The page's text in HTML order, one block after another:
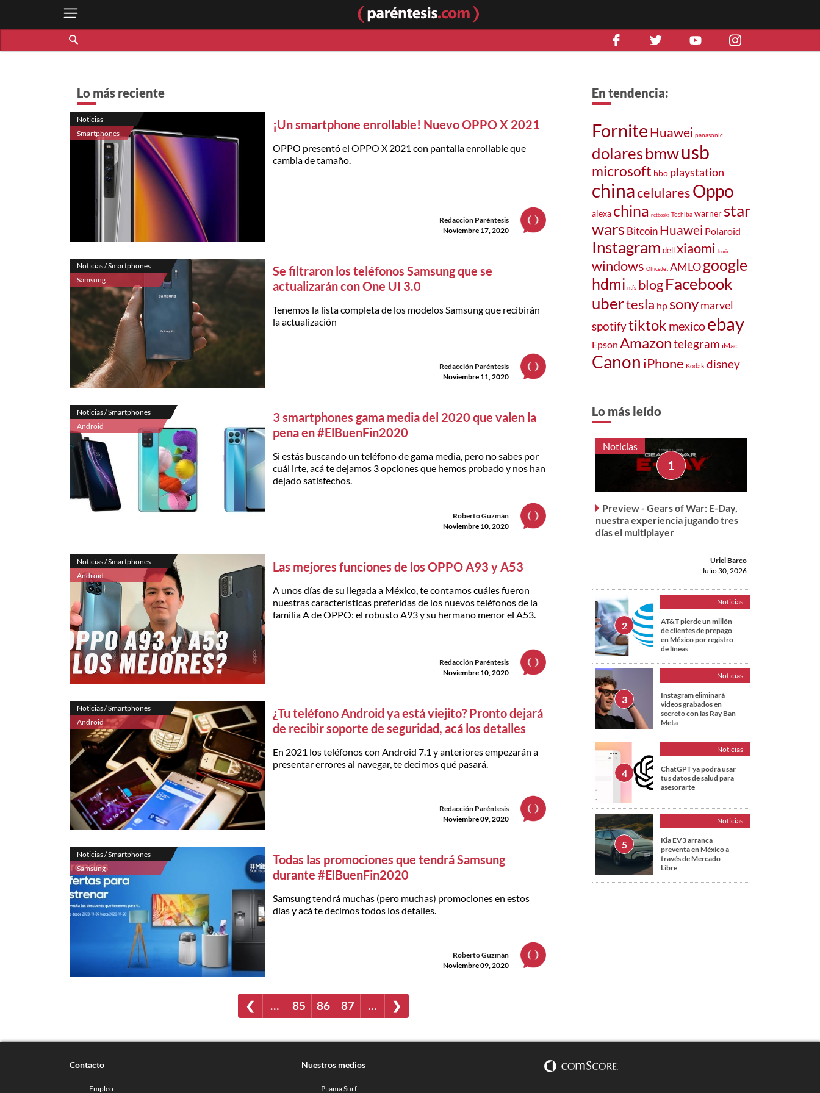
Lo más reciente
Noticias
Smartphones
¡Un smartphone enrollable! Nuevo OPPO X 2021
OPPO presentó el OPPO X 2021 con pantalla enrollable que
cambia de tamaño.
Redacción Paréntesis
Noviembre 17, 2020
Noticias / Smartphones
Samsung
Se filtraron los teléfonos Samsung que se
actualizarán con One UI 3.0
Tenemos la lista completa de los modelos Samsung que recibirán
la actualización
Redacción Paréntesis
Noviembre 11, 2020
Noticias / Smartphones
Android
3 smartphones gama media del 2020 que valen la
pena en #ElBuenFin2020
Si estás buscando un teléfono de gama media, pero no sabes por
cuál irte, acá te dejamos 3 opciones que hemos probado y nos han
dejado satisfechos.
Roberto Guzmán
Noviembre 10, 2020
Noticias / Smartphones
Android
Las mejores funciones de los OPPO A93 y A53
A unos días de su llegada a México, te contamos cuáles fueron
nuestras características preferidas de los nuevos teléfonos de la
familia A de OPPO: el robusto A93 y su hermano menor el A53.
Redacción Paréntesis
Noviembre 10, 2020
Noticias / Smartphones
Android
¿Tu teléfono Android ya está viejito? Pronto dejará
de recibir soporte de seguridad, acá los detalles
En 2021 los teléfonos con Android 7.1 y anteriores empezarán a
presentar errores al navegar, te decimos qué pasará.
Redacción Paréntesis
Noviembre 09, 2020
Noticias / Smartphones
Samsung
Todas las promociones que tendrá Samsung
durante #ElBuenFin2020
Samsung tendrá muchas (pero muchas) promociones en estos
días y acá te decimos todos los detalles.
Roberto Guzmán
Noviembre 09, 2020
❮ … 85 86 87 … ❯
En tendencia:
Fornite Huawei panasonic
dolaresbmwusb
microsoft hbo playstation
chinacelularesOppo
alexa china netbooks Toshiba warner star
warsBitcoinHuawei Polaroid
Instagram dell xiaomi lumix
windows OfficeJet AMLOgoogle
hdmi ntfs blogFacebook
ubertesla hp sonymarvel
spotifytiktok mexicoebay
Epson Amazontelegram iMac
Canon iPhone Kodak disney
Lo más leído
Noticias
Preview - Gears of War: E-Day,
nuestra experiencia jugando tres
días el multiplayer
Uriel Barco
Julio 30, 2026
Noticias
AT&T pierde un millón
de clientes de prepago
en México por registro
de líneas
Noticias
Instagram eliminará
videos grabados en
secreto con las Ray Ban
Meta
Noticias
ChatGPT ya podrá usar
tus datos de salud para
asesorarte
Noticias
Kia EV3 arranca
preventa en México a
través de Mercado
Libre
Contacto
Empleo
Nuestros medios
Pijama Surf